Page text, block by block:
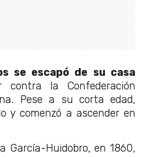
se escapó de su casa
contra la Confederación
Pese a su corta edad,
y comenzó a ascender en
García-Huidobro, en 1860,